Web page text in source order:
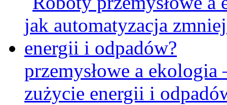
przemysłowe a
zużycie energii i